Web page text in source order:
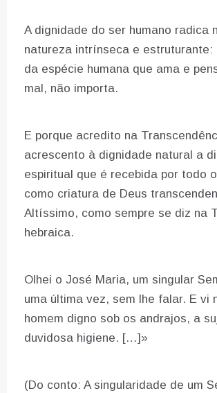
A dignidade do ser humano radica
natureza intrínseca e estruturante:
da espécie humana que ama e
mal, não importa.
E porque acredito na
acrescento à dignidade natural a
espiritual que é recebida por todo
como criatura de Deus
Altíssimo, como sempre se diz na
hebraica.
Olhei o José Maria, um singular
uma última vez, sem lhe falar. E vi
homem digno sob os andrajos, a
duvidosa higiene. […]»
(Do conto: A singularidade de um